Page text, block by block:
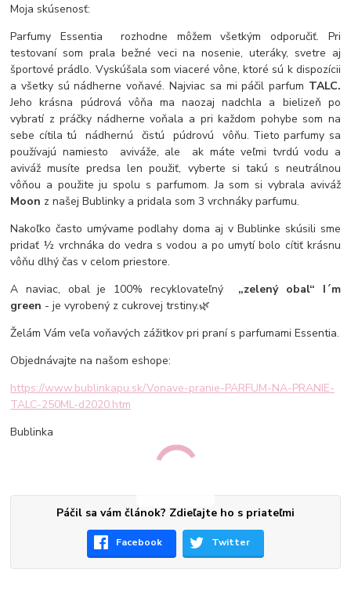
Moja skúsenosť:
Parfumy Essentia rozhodne môžem všetkým odporučiť. Pri
testovaní som prala bežné veci na nosenie, uteráky, svetre aj
športové prádlo. Vyskúšala som viaceré vône, ktoré sú k dispozícii
a všetky sú nádherne voňavé. Najviac sa mi páčil parfum TALC.
Jeho krásna púdrová vôňa ma naozaj nadchla a bielizeň po
vybratí z práčky nádherne voňala a pri každom pohybe som na
sebe cítila tú
nádhernú
čistú púdrovú vôňu. Tieto parfumy sa
používajú namiesto aviváže, ale ak máte veľmi tvrdú vodu a
aviváž musíte predsa len použiť, vyberte si takú s neutrálnou
vôňou a použite ju spolu s parfumom. Ja som si vybrala aviváž
Moon z našej Bublinky a pridala som 3 vrchnáky parfumu.
Nakoľko často umývame podlahy doma aj v Bublinke skúsili sme
pridať ½ vrchnáka do vedra s vodou a po umytí bolo cítiť krásnu
vôňu dlhý čas v celom priestore.
A naviac, obal je 100% recyklovateľný
„zelený obal“ I´m
green - je vyrobený z cukrovej trstiny.🌿
Želám Vám veľa voňavých zážitkov pri praní s parfumami Essentia.
Objednávajte na našom eshope:
https://www.bublinkapu.sk/Vonave-pranie-PARFUM-NA-PRANIE-
TALC-250ML-d2020.htm
Bublinka
Páčil sa vám článok? Zdieľajte ho s priateľmi
Facebook Twitter